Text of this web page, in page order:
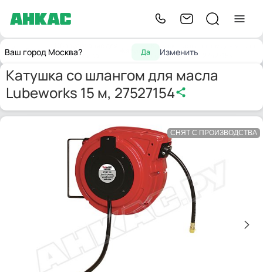
Ваш город Москва? Да Изменить
Главнаяавтосервиса
Катушки
Lubeworks 15 м, 27527154
Катушка со шлангом для масла
Lubeworks 15 м, 27527154
СНЯТ С ПРОИЗВОДСТВА